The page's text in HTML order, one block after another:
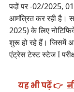
पदों पर -02/2025,
आमंत्रित कर रही है।
2025) के लिए
शुरू हो रहे हैं। जिसमें
एंट्रेस टेस्ट स्टेज I
यह भी पढ़ें 👉